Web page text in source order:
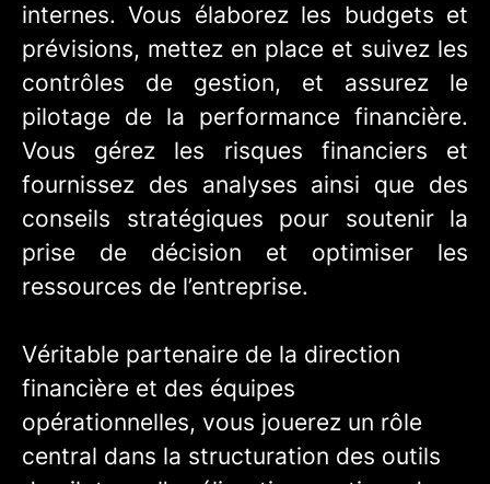
internes. Vous élaborez les budgets et
prévisions, mettez en place et suivez les
contrôles de gestion, et assurez le
pilotage de la performance financière.
Vous gérez les risques financiers et
fournissez des analyses ainsi que des
conseils stratégiques pour soutenir la
prise de décision et optimiser les
ressources de l’entreprise.
Véritable partenaire de la direction
financière et des équipes
opérationnelles, vous jouerez un rôle
central dans la structuration des outils